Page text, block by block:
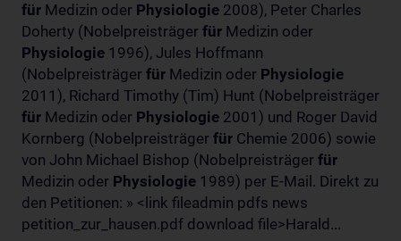
für Medizin oder Physiologie 2008), Peter Charles
Doherty (Nobelpreisträger für Medizin oder
Physiologie 1996), Jules Hoffmann
(Nobelpreisträger für Medizin oder Physiologie
2011), Richard Timothy (Tim) Hunt (Nobelpreisträger
für Medizin oder Physiologie 2001) und Roger David
Kornberg (Nobelpreisträger für Chemie 2006) sowie
von John Michael Bishop (Nobelpreisträger für
Medizin oder Physiologie 1989) per E-Mail. Direkt zu
den Petitionen: » <link fileadmin pdfs news
petition_zur_hausen.pdf download file>Harald...